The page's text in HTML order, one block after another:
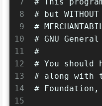
8
9
10
11
12
13
14
15
# but
#
# GNU
#
# You should
# along with
#